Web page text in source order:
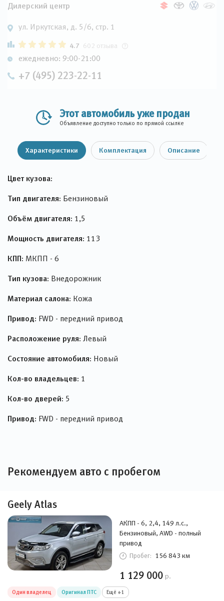
Дилерский центр
ул. Иркутская, д. 5/6, стр. 1
4.7 602 отзыва
ежедневно: 9:00-21:00
+7 (495) 223-22-11
Этот автомобиль уже продан
Объявление доступно только по прямой ссылке
Характеристики Комплектация Описание
Цвет кузова:
Тип двигателя: Бензиновый
Объём двигателя: 1,5
Мощность двигателя: 113
КПП: МКПП - 6
Тип кузова: Внедорожник
Материал салона: Кожа
Привод: FWD - передний привод
Расположение руля: Левый
Состояние автомобиля: Новый
Кол-во владельцев: 1
Кол-во дверей: 5
Привод: FWD - передний привод
Рекомендуем авто с пробегом
Geely Atlas
АКПП - 6, 2,4, 149 л.с.,
Бензиновый, AWD - полный
привод
Пробег: 156 843 км
1 129 000 р.
Один владелец Оригинал ПТС Ещё +1